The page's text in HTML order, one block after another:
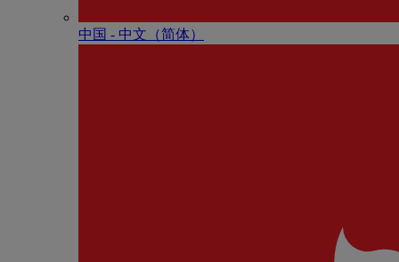
中国 - 中⽂（简体）